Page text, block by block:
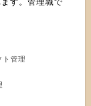
ト管理